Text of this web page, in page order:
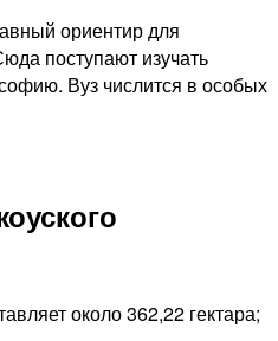
ориентир для
поступают изучать
Вуз числится в особых
около 362,22 гектара;